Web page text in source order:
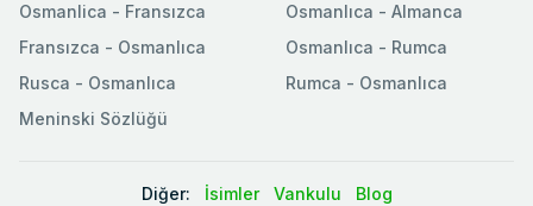
Osmanlica - Fransızca
Fransızca - Osmanlıca
Rusca - Osmanlıca
Meninski Sözlüğü
Osmanlıca - Almanca
Osmanlıca - Rumca
Rumca - Osmanlıca
Diğer: İsimler Vankulu Blog